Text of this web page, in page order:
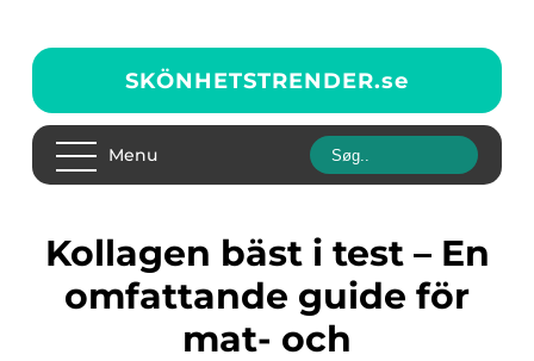
SKÖNHETSTRENDER.se
Menu
Kollagen bäst i test – En
omfattande guide för
mat- och